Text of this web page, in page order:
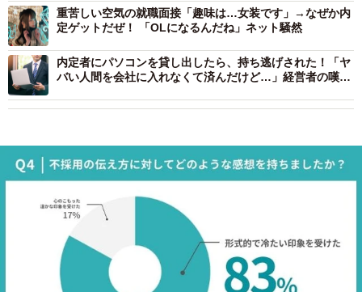
重苦しい空気の就職面接「趣味は…女装です」→なぜか内
定ゲットだぜ！ 「OLになるんだね」ネット騒然
内定者にパソコンを貸し出したら、持ち逃げされた！「ヤ
バい人間を会社に入れなくて済んだけど…」経営者の嘆き